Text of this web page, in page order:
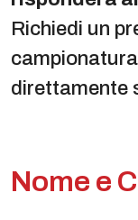
Richiedi un
direttamente
Nome e